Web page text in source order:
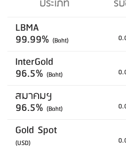
ประเภท รั
LBMA
99.99% (Baht)
InterGold
96.5% (Baht)
สมาคมฯ
96.5% (Baht)
Gold Spot
(USD)